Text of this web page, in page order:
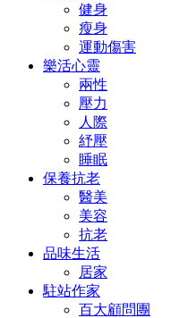
健身
瘦身
運動傷害
樂活心靈
兩性
壓力
人際
紓壓
睡眠
保養抗老
醫美
美容
抗老
品味生活
居家
駐站作家
百大顧問團